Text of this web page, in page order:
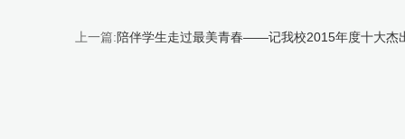
上一篇:陪伴学生走过最美青春——记我校2015年度十大杰